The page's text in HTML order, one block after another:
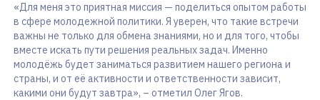
«Для меня это приятная миссия — поделиться опытом работы
в сфере молодежной политики. Я уверен, что такие встречи
важны не только для обмена знаниями, но и для того, чтобы
вместе искать пути решения реальных задач. Именно
молодёжь будет заниматься развитием нашего региона и
страны, и от её активности и ответственности зависит,
какими они будут завтра», – отметил Олег Ягов.